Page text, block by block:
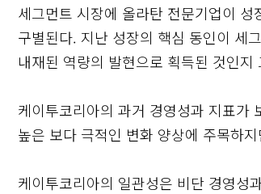
세그먼트 시장에 올라탄 전문기업이
구별된다. 지난 성장의 핵심 동인이 세
내재된 역량의 발현으로 획득된 것인
케이투코리아의 과거 경영성과 지표가
높은 보다 극적인 변화 양상에 주목하
케이투코리아의 일관성은 비단 경영성